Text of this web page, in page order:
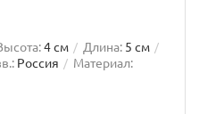
4 см Длина: 5 см
Россия
Материал: